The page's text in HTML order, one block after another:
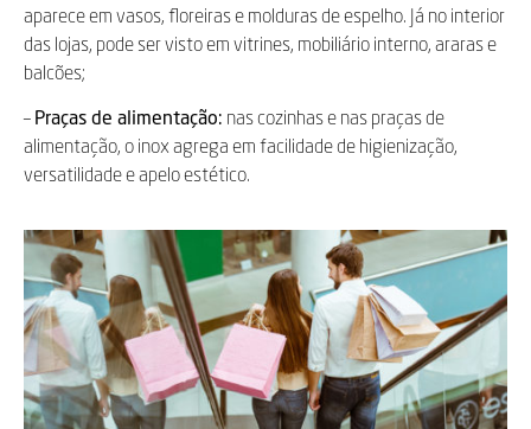
aparece em vasos, floreiras e molduras de espelho. Já no interior
das lojas, pode ser visto em vitrines, mobiliário interno, araras e
balcões;
– Praças de alimentação: nas cozinhas e nas praças de
alimentação, o inox agrega em facilidade de higienização,
versatilidade e apelo estético.